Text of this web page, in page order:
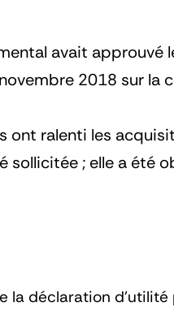
avait approuvé
2018 sur la
ont ralenti les
sollicitée ; elle a été
la déclaration